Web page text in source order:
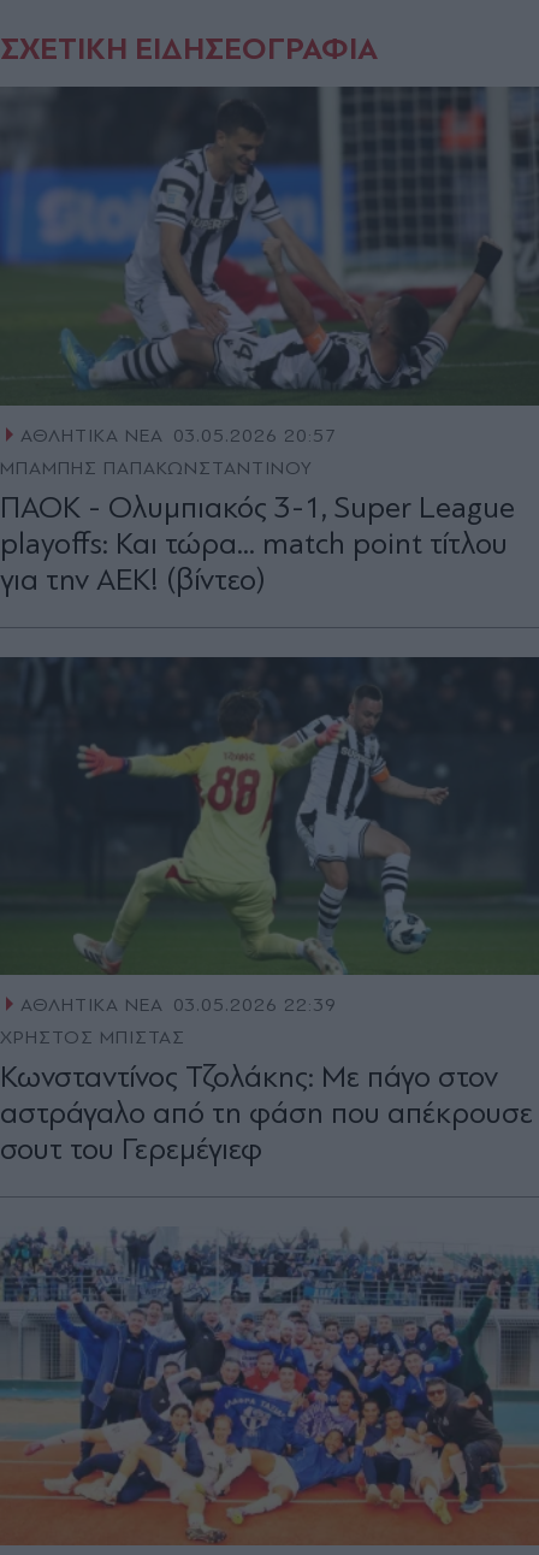
ΣΧΕΤΙΚΗ ΕΙΔΗΣΕΟΓΡΑΦΙΑ
ΑΘΛΗΤΙΚΑ ΝΕΑ
03.05.2026 20:57
ΜΠΑΜΠΗΣ ΠΑΠΑΚΩΝΣΤΑΝΤΙΝΟΥ
ΠΑΟΚ - Ολυμπιακός 3-1, Super League
playoffs: Και τώρα... match point τίτλου
για την ΑΕΚ! (βίντεο)
ΑΘΛΗΤΙΚΑ ΝΕΑ 03.05.2026 22:39
ΧΡΗΣΤΟΣ ΜΠΙΣΤΑΣ
Κωνσταντίνος Τζολάκης: Με πάγο στον
αστράγαλο από τη φάση που απέκρουσε
σουτ του Γερεμέγιεφ